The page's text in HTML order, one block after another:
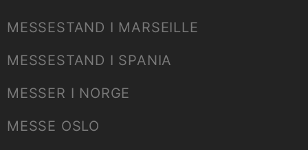
MESSESTAND I MARSEILLE
MESSESTAND I SPANIA
MESSER I NORGE
MESSE OSLO